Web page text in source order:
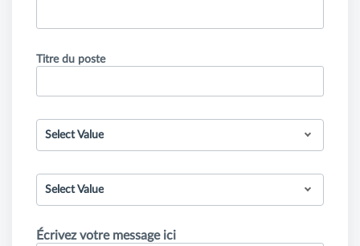
Titre du poste
Select Value
Select Value
Écrivez votre message ici